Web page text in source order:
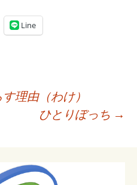
Line
理由（わけ）
ひとりぼっち →